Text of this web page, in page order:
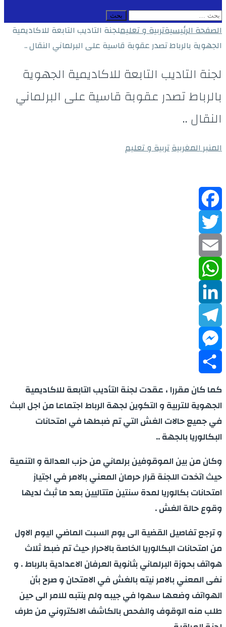
البحث
عن:
الصفحة الرئيسيةتربية و تعليملجنة التاديب التابعة للاكاديمية
الجهوية بالرباط تصدر عقوبة قاسية على البرلماني النقال ..
لجنة التاديب التابعة للاكاديمية الجهوية
بالرباط تصدر عقوبة قاسية على البرلماني
النقال ..
المنبر المغربيةتربية و تعليم
Facebook
Twitter
Email
WhatsApp
LinkedIn
Telegram
Messenger
Share
كما كان مقررا ، عقدت لجنة التأديب التابعة للاكاديمية
الجهوية للتربية و التكوين لجهة الرباط اجتماعا من اجل البث
في جميع حالات الغش التي تم ضبطها في امتحانات
البكالوريا بالجهة ..
وكان من بين الموقوفين برلماني من حزب العدالة و التنمية
حيث اتخدت اللجنة قرار حرمان المعني بالامر في اجتياز
امتحانات بكالوريا لمدة سنتين متتاليين بعد ما ثبث لديها
وقوع حالة الغش .
و ترجع تفاصيل القضية الى يوم السبت الماضي اليوم الاول
من امتحانات البكالوريا الخاصة بالاحرار حيث تم ضبط ثلاث
هواتف بحوزة البرلماني بثانوية العرفان الاعدادية بالرباط . و
نفى المعني بالامر نيته بالغش في الامتحان و صرح بأن
الهواتف وضعها سهوا في جيبه ولم ينتبه للامر الى حين
طلب منه الوقوف والفحص بالكاشف الالكتروني من طرف